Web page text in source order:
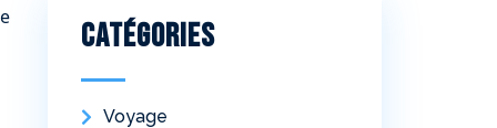
Catégories
Voyage